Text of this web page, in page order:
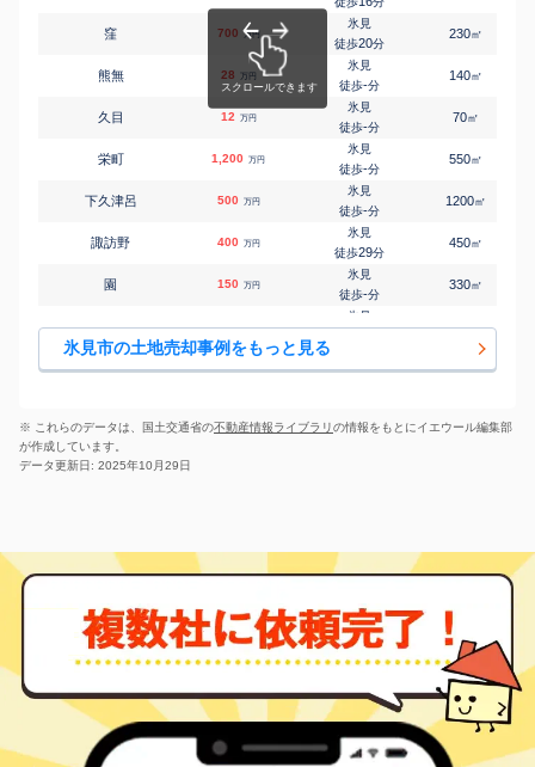
窪 700 万円
氷見
徒歩20分
230㎡
熊無 28 万円
氷見
徒歩-分
140㎡
久目 12 万円
氷見
徒歩-分
70㎡
栄町 1,200 万円
氷見
徒歩-分
550㎡
下久津呂 500 万円
氷見
徒歩-分
1200㎡
諏訪野 400 万円
氷見
徒歩29分
450㎡
園 150 万円
氷見
徒歩-分
330㎡
田江 120 万円
氷見
120㎡
田江 260 万円
-
250㎡
徒歩 16 分
中央町
柳田 180 万円 125㎡
柳田 800 万円
島尾
徒歩29分
薮田 33 万円
氷見
-
790
吉滝 160
氷見
分
810㎡
氷見市の土地売却事例をもっと見る
※ これらのデータは、国土交通省の不動産情報ライブラリの情報をもとにイエウール編集部
が作成しています。
データ更新日: 2025年10月29日